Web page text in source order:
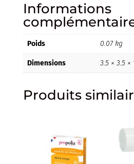
Informations
Poids 0.07 kg
Dimensions 3.5 × 3.5 ×
Produits